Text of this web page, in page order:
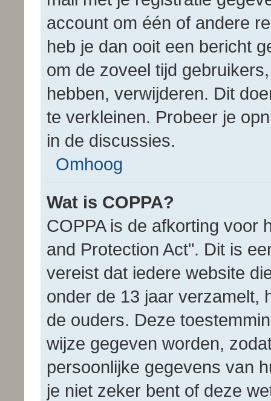
account om één of andere
heb je dan ooit een bericht
om de zoveel tijd
hebben, verwijderen. Dit
te verkleinen. Probeer je
in de discussies.
Omhoog
Wat is COPPA?
COPPA is de afkorting voor
and Protection Act". Dit is
vereist dat iedere website
onder de 13 jaar verzamelt,
de ouders. Deze
wijze gegeven worden,
persoonlijke gegevens van
je niet zeker bent of deze